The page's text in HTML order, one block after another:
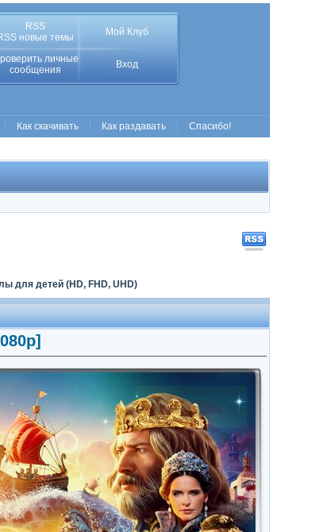
RSS
новые темы
Мой Клуб
личные
сообщения
Вход
Как скачивать Как раздавать Спасибо!
для детей (HD, FHD, UHD)